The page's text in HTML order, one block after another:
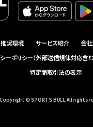
推奨環境 サービス紹介 会
ーポリシー（外部送信規律対応含む
特定商取引法の表示
Copyright © SPORTS BULL All rights